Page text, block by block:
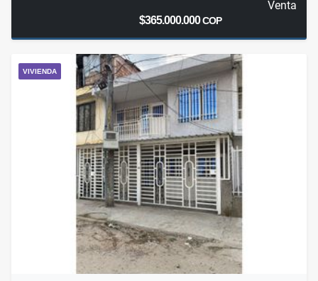
Venta
$365.000.000COP
VIVIENDA